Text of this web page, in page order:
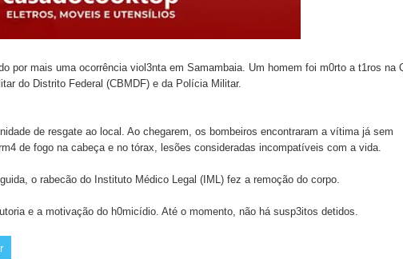
por mais uma ocorrência viol3nta em Samambaia. Um homem foi m0rto a t1ros na
do Distrito Federal (CBMDF) e da Polícia Militar.
de resgate ao local. Ao chegarem, os bombeiros encontraram a vítima já sem
de fogo na cabeça e no tórax, lesões consideradas incompatíveis com a vida.
o rabecão do Instituto Médico Legal (IML) fez a remoção do corpo.
e a motivação do h0micídio. Até o momento, não há susp3itos detidos.